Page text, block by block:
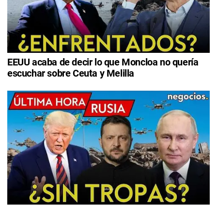
EEUU acaba de decir lo que Moncloa no quería
escuchar sobre Ceuta y Melilla